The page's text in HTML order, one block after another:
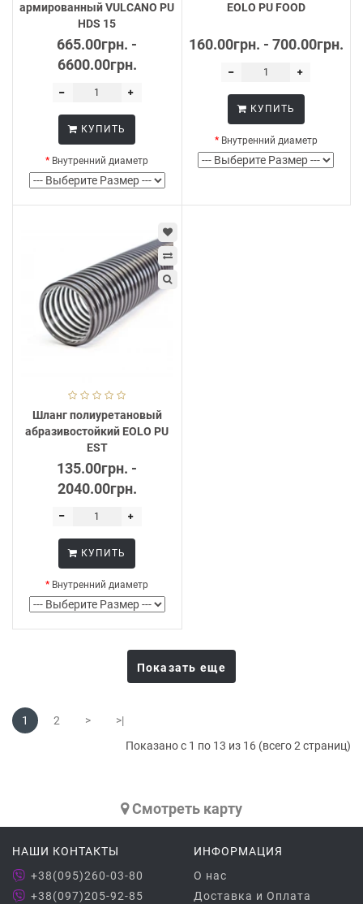
армированный VULCANO PU
HDS 15
665.00грн. -
6600.00грн.
КУПИТЬ
Внутренний диаметр
EOLO PU FOOD
160.00грн. - 700.00грн.
КУПИТЬ
Внутренний диаметр
Шланг полиуретановый
абразивостойкий EOLO PU
EST
135.00грн. -
2040.00грн.
КУПИТЬ
Внутренний диаметр
Показать еще
1 2 >
>|
Показано с 1 по 13 из 16 (всего 2 страниц)
Cмотреть карту
НАШИ КОНТАКТЫ
+38(095)260-03-80
+38(097)205-92-85
ИНФОРМАЦИЯ
О нас
Доставка и Оплата